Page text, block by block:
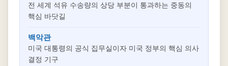
전 세계 석유 수송량의 상당 부분이 통과하는 중동의
핵심 바닷길
백악관
미국 대통령의 공식 집무실이자 미국 정부의 핵심 의사
결정 기구